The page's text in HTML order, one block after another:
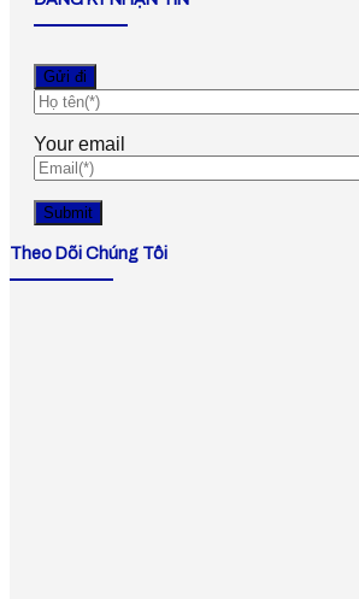
Your email
Theo Dõi Chúng Tôi